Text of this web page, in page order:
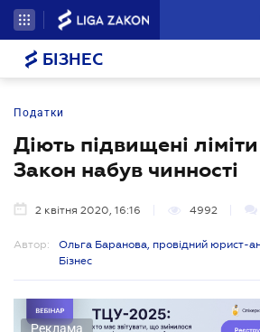
БІЗНЕС
Податки
Діють підвищені
Закон набув чинності
2 квітня 2020, 16:16 4992
Автор:
Ольга Баранова, провідний юрист-
Бізнес
Реклама